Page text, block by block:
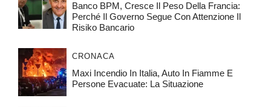
Banco BPM, Cresce Il Peso Della Francia:
Perché Il Governo Segue Con Attenzione Il
Risiko Bancario
CRONACA
Maxi Incendio In Italia, Auto In Fiamme E
Persone Evacuate: La Situazione